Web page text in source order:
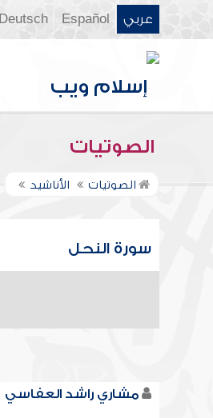
عربي Español
Deutsch
الصوتيات
الصوتيات الأناشيد
سورة النحل
مشاري راشد العفاسي